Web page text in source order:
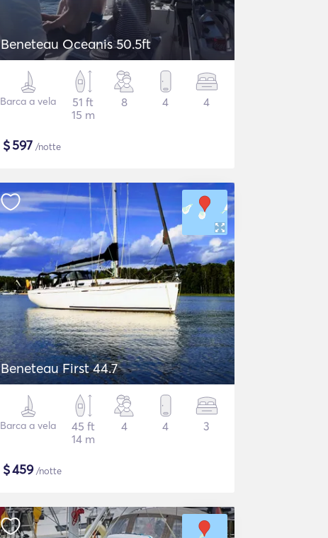
Beneteau Oceanis 50.5ft
Barca a vela
51 ft
15 m
8 4 4
$597 /notte
Beneteau First 44.7
Barca a vela
45 ft
14 m
4 4 3
$459/notte